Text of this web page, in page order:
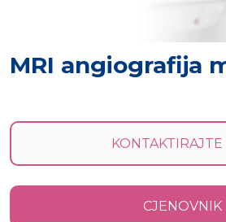
MRI angiografija
KONTAKTIRAJTE
CJENOVNIK